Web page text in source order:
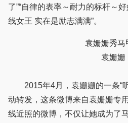
了”“自律的表率～耐力的标杆～
线女王 实在是励志满满”。
袁姗姗秀马
袁姗姗
2015年4月，袁姗姗的一条“
动转发，这条微博来自袁姗姗专
线近照的微博，不仅让她成为了